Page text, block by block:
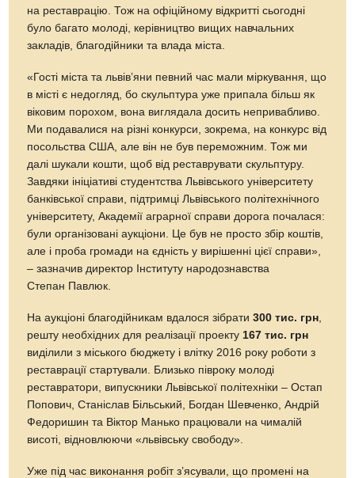
на реставрацію. Тож на офіційному відкритті сьогодні
було багато молоді, керівництво вищих навчальних
закладів, благодійники та влада міста.
«Гості міста та львів’яни певний час мали міркування, що
в місті є недогляд, бо скульптура уже припала більш як
віковим порохом, вона виглядала досить непривабливо.
Ми подавалися на різні конкурси, зокрема, на конкурс від
посольства США, але він не був переможним. Тож ми
далі шукали кошти, щоб від реставрувати скульптуру.
Завдяки ініціативі студентства Львівського університету
банківської справи, підтримці Львівського політехнічного
університету, Академії аграрної справи дорога почалася:
були організовані аукціони. Це був не просто збір коштів,
але і проба громади на єдність у вирішенні цієї справи»,
– зазначив директор Інституту народознавства
Степан Павлюк.
На аукціоні благодійникам вдалося зібрати300 тис. грн
решту необхідних для реалізації проекту 167 тис. грн
виділили з міського бюджету і влітку 2016 року роботи з
реставрації стартували. Близько півроку молоді
реставратори, випускники Львівської політехніки – Остап
Попович, Станіслав Більський, Богдан Шевченко, Андрій
Федоришин та Віктор Манько працювали на чималій
висоті, відновлюючи «львівську свободу».
Уже під час виконання робіт з’ясували, що промені на